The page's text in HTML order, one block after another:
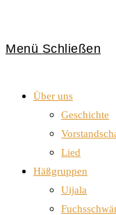
Menü Schließen
Über uns
Geschichte
Lied
Häßgruppen
Uijala